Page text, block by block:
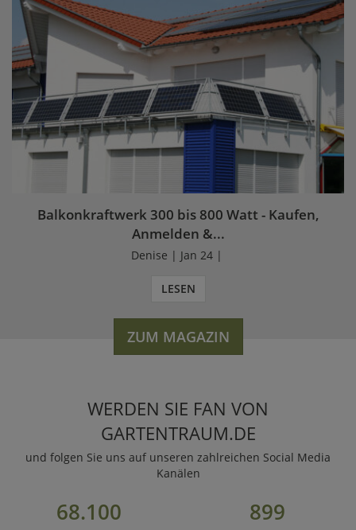
Balkonkraftwerk 300 bis 800 Watt - Kaufen,
Anmelden &...
Denise | Jan 24 |
LESEN
ZUM MAGAZIN
WERDEN SIE FAN VON
GARTENTRAUM.DE
und folgen Sie uns auf unseren zahlreichen Social Media
Kanälen
68.100 899